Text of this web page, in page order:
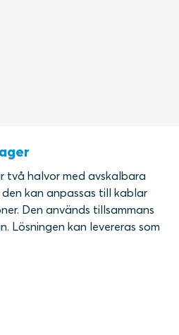
två halvor med avskalbara
kan anpassas till kablar
Den används tillsammans
Lösningen kan levereras som